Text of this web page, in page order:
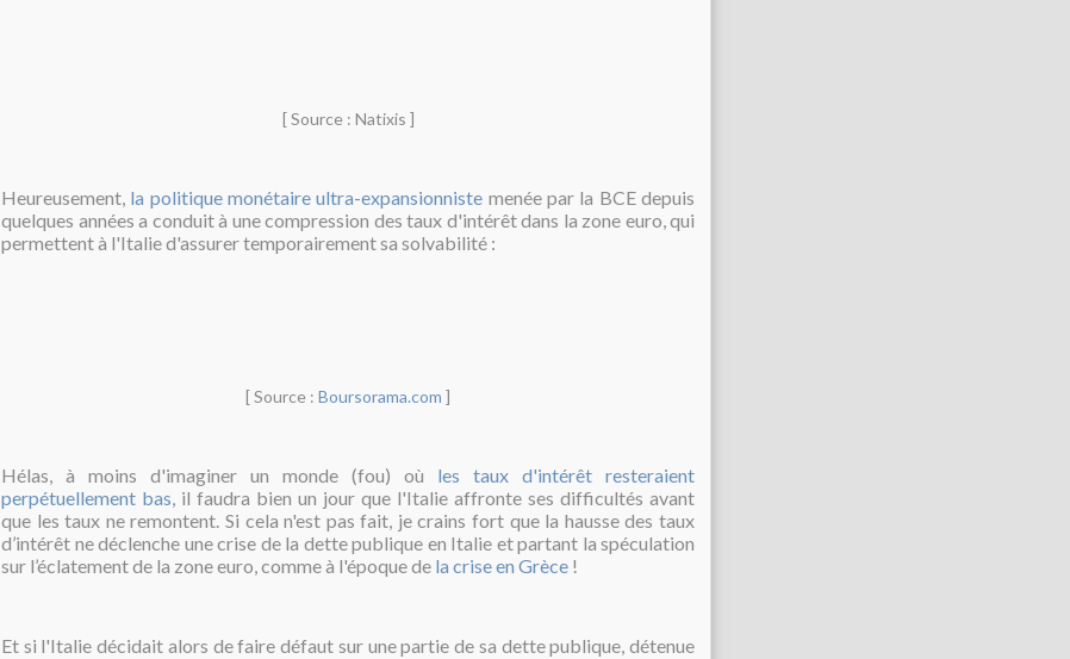
[ Source : Natixis ]
Heureusement, la politique monétaire ultra-expansionniste menée par la BCE depuis
quelques années a conduit à une compression des taux d'intérêt dans la zone euro, qui
permettent à l'Italie d'assurer temporairement sa solvabilité :
[ Source : Boursorama.com ]
Hélas, à moins d'imaginer un monde (fou) où les taux d'intérêt resteraient
perpétuellement bas, il faudra bien un jour que l'Italie affronte ses difficultés avant
que les taux ne remontent. Si cela n'est pas fait, je crains fort que la hausse des taux
d’intérêt ne déclenche une crise de la dette publique en Italie et partant la spéculation
sur l’éclatement de la zone euro, comme à l'époque de la crise en Grèce !
Et si l'Italie décidait alors de faire défaut sur une partie de sa dette publique, détenue